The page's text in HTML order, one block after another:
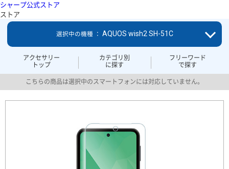
シャープ公式ストア
ストア
アクセサリー
トップ
カテゴリ別
に探す
フリーワード
で探す
選択中の機種 ： AQUOS wish2 SH-51C
こちらの商品は選択中のスマートフォンには対応していません。